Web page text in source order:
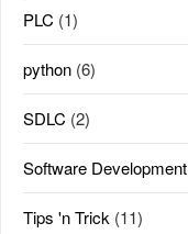
PLC (1)
python (6)
SDLC (2)
Software Development
Tips 'n Trick (11)